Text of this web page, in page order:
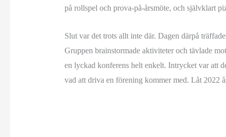
på rollspel och prova-på-årsmöte, och självklart
Slut var det trots allt inte där. Dagen därpå
Gruppen brainstormade aktiviteter och tävlade
en lyckad konferens helt enkelt. Intrycket var att
vad att driva en förening kommer med. Låt 2022